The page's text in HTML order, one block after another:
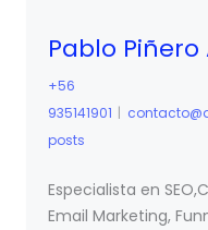
Pablo
+56
935141901 |
posts
Especialista en
Email Marketing,